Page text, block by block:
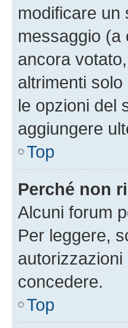
modificare
messaggio (a
ancora
altrimenti
le opzioni del
aggiungere
Top
Perché non
Alcuni forum
Per leggere,
autorizzazioni
concedere.
Top